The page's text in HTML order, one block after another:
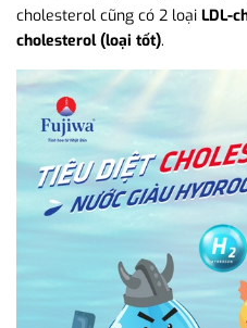
cholesterol cũng có 2 loại LDL-
cholesterol (loại tốt).